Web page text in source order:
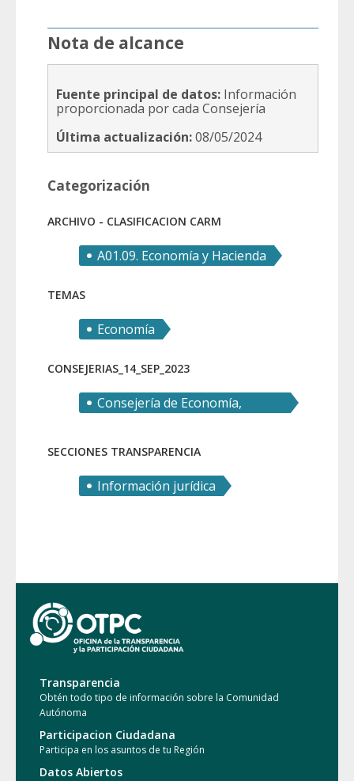
Nota de alcance
Fuente principal de datos: Información
proporcionada por cada Consejería
Última actualización:08/05/2024
Categorización
ARCHIVO - CLASIFICACION CARM
A01.09. Economía y Hacienda
TEMAS
Economía
CONSEJERIAS_14_SEP_2023
Consejería de Economía,
SECCIONES TRANSPARENCIA
Información jurídica
Transparencia
Obtén todo tipo de información sobre la Comunidad
Autónoma
Participacion Ciudadana
Participa en los asuntos de tu Región
Datos Abiertos